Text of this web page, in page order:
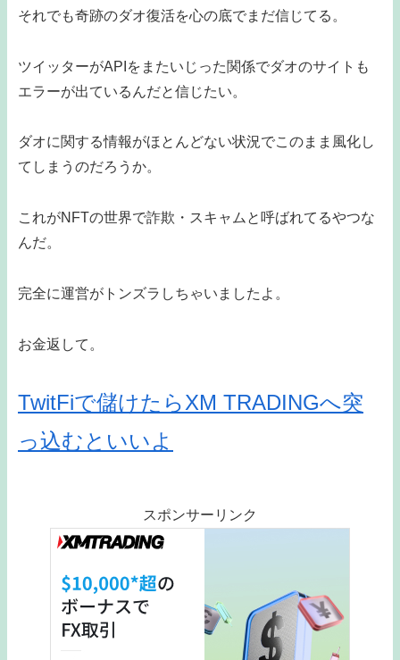
それでも奇跡のダオ復活を心の底でまだ信じてる。
ツイッターがAPIをまたいじった関係でダオのサイトも
エラーが出ているんだと信じたい。
ダオに関する情報がほとんどない状況でこのまま風化し
てしまうのだろうか。
これがNFTの世界で詐欺・スキャムと呼ばれてるやつな
んだ。
完全に運営がトンズラしちゃいましたよ。
お金返して。
TwitFiで儲けたらXM TRADINGへ突
っ込むといいよ
スポンサーリンク